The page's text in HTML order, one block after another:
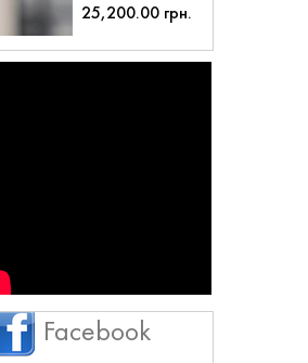
25,200.00 грн.
Facebook